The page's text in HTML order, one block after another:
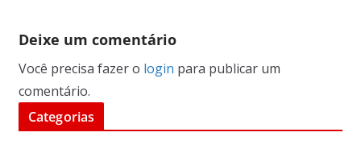
Deixe um comentário
Você precisa fazer o login para publicar um
comentário.
Categorias